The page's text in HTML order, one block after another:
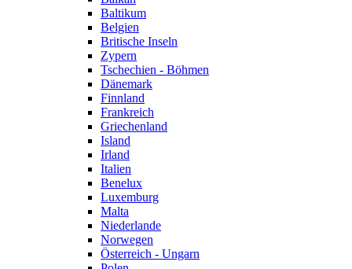
Baltikum
Belgien
Britische Inseln
Zypern
Tschechien - Böhmen
Dänemark
Finnland
Frankreich
Griechenland
Island
Irland
Italien
Benelux
Luxemburg
Malta
Niederlande
Norwegen
Österreich - Ungarn